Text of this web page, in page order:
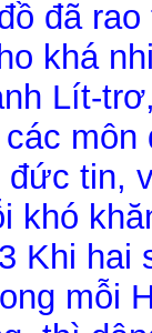
đã
khá
Lít-
đức tin,
khó
Khi
mỗi